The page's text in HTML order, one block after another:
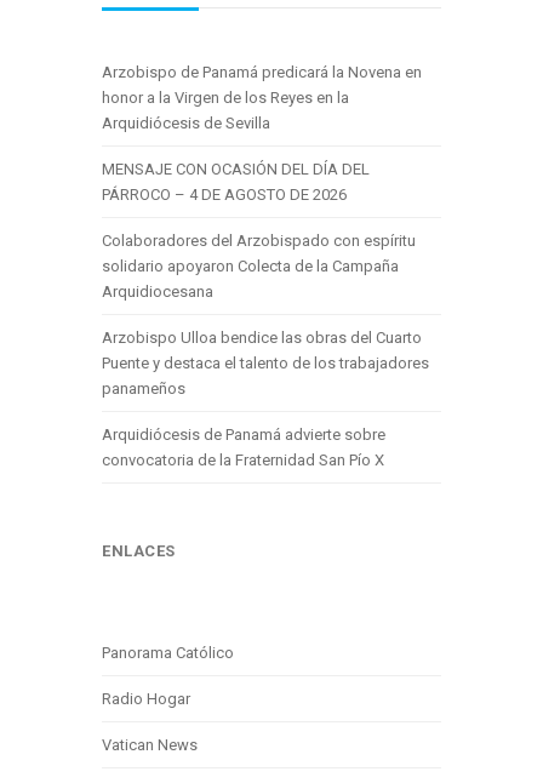
Arzobispo de Panamá predicará la Novena en
honor a la Virgen de los Reyes en la
Arquidiócesis de Sevilla
MENSAJE CON OCASIÓN DEL DÍA DEL
PÁRROCO – 4 DE AGOSTO DE 2026
Colaboradores del Arzobispado con espíritu
solidario apoyaron Colecta de la Campaña
Arquidiocesana
Arzobispo Ulloa bendice las obras del Cuarto
Puente y destaca el talento de los trabajadores
panameños
Arquidiócesis de Panamá advierte sobre
convocatoria de la Fraternidad San Pío X
ENLACES
Panorama Católico
Radio Hogar
Vatican News